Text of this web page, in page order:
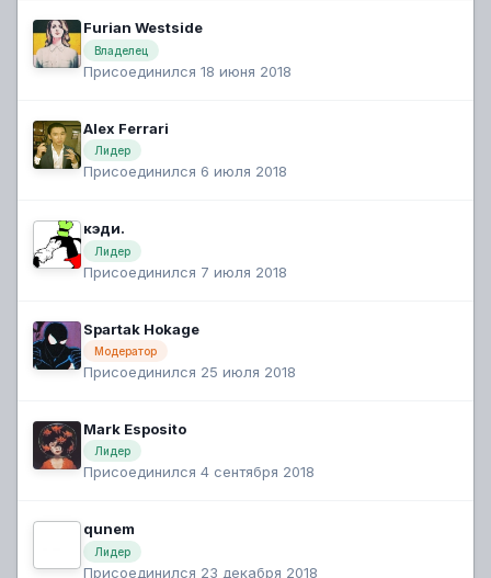
Furian Westside
Владелец
Присоединился 18 июня 2018
Alex Ferrari
Лидер
Присоединился 6 июля 2018
кэди.
Лидер
Присоединился 7 июля 2018
Spartak Hokage
Модератор
Присоединился 25 июля 2018
Mark Esposito
Лидер
Присоединился 4 сентября 2018
qunem
Лидер
Присоединился 23 декабря 2018